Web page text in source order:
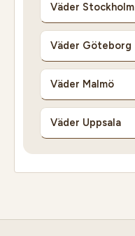
Väder Stockholm
Väder Göteborg
Väder Malmö
Väder Uppsala